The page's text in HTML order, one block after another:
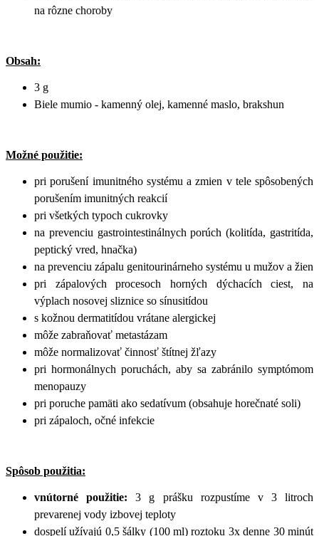
na rôzne choroby
Obsah:
3 g
Biele mumio - kamenný olej, kamenné maslo, brakshun
Možné použitie:
pri porušení imunitného systému a zmien v tele spôsobených
porušením imunitných reakcií
pri všetkých typoch cukrovky
na prevenciu gastrointestinálnych porúch (kolitída, gastritída,
peptický vred, hnačka)
na prevenciu zápalu genitourinárneho systému u mužov a žien
pri zápalových procesoch horných dýchacích ciest, na
výplach nosovej sliznice so sínusitídou
s kožnou dermatitídou vrátane alergickej
môže zabraňovať metastázam
môže normalizovať činnosť štítnej žľazy
pri hormonálnych poruchách, aby sa zabránilo symptómom
menopauzy
pri poruche pamäti ako sedatívum (obsahuje horečnaté soli)
pri zápaloch, očné infekcie
Spôsob použitia:
vnútorné použitie: 3 g prášku rozpustíme v 3 litroch
prevarenej vody izbovej teploty
dospelí užívajú 0,5 šálky (100 ml) roztoku 3x denne 30 minút